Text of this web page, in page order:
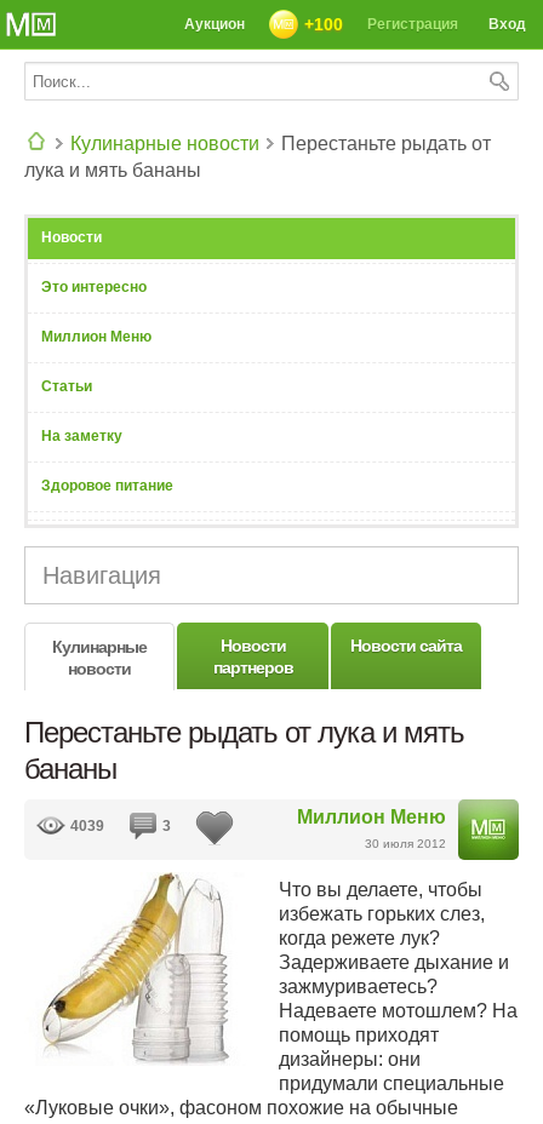
Вход
Регистрация
+100
Аукцион
Кулинарные новости
Перестаньте рыдать от
лука и мять бананы
Новости
Это интересно
Миллион Меню
Статьи
На заметку
Здоровое питание
Навигация
Кулинарные
новости
Новости
партнеров
Новости сайта
Перестаньте рыдать от лука и мять
бананы
Миллион Меню
30 июля 2012
4039 3
Что вы делаете, чтобы
избежать горьких слез,
когда режете лук?
Задерживаете дыхание и
зажмуриваетесь?
Надеваете мотошлем? На
помощь приходят
дизайнеры: они
придумали специальные
«Луковые очки», фасоном похожие на обычные